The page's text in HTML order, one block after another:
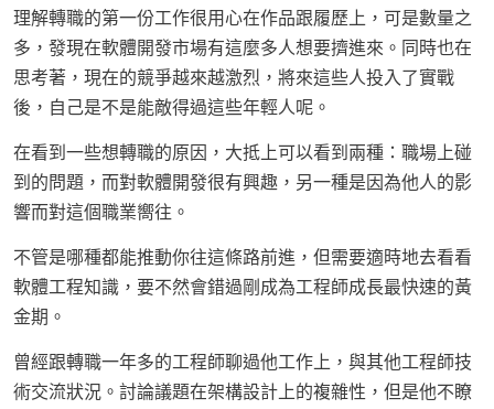
理解轉職的第一份工作很用心在作品跟履歷上，可是數量之
多，發現在軟體開發市場有這麼多人想要擠進來。同時也在
思考著，現在的競爭越來越激烈，將來這些人投入了實戰
後，自己是不是能敵得過這些年輕人呢。
在看到一些想轉職的原因，大抵上可以看到兩種：職場上碰
到的問題，而對軟體開發很有興趣，另一種是因為他人的影
響而對這個職業嚮往。
不管是哪種都能推動你往這條路前進，但需要適時地去看看
軟體工程知識，要不然會錯過剛成為工程師成長最快速的黃
金期。
曾經跟轉職一年多的工程師聊過他工作上，與其他工程師技
術交流狀況。討論議題在架構設計上的複雜性，但是他不瞭